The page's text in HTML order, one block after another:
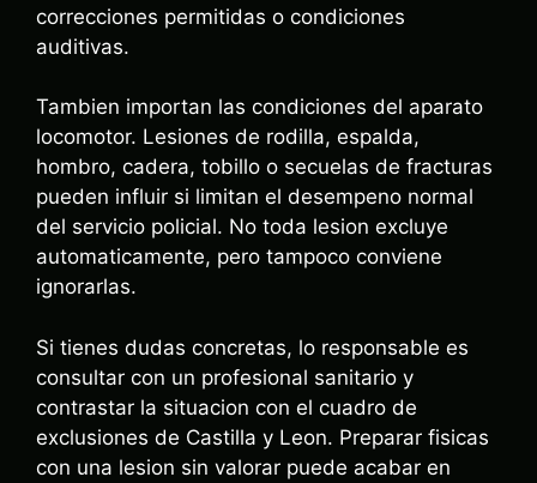
correcciones permitidas o condiciones
auditivas.
Tambien importan las condiciones del aparato
locomotor. Lesiones de rodilla, espalda,
hombro, cadera, tobillo o secuelas de fracturas
pueden influir si limitan el desempeno normal
del servicio policial. No toda lesion excluye
automaticamente, pero tampoco conviene
ignorarlas.
Si tienes dudas concretas, lo responsable es
consultar con un profesional sanitario y
contrastar la situacion con el cuadro de
exclusiones de Castilla y Leon. Preparar fisicas
con una lesion sin valorar puede acabar en